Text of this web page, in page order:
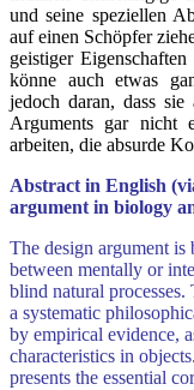
und seine speziellen
auf einen Schöpfer
geistiger
könne auch etwas
jedoch daran, dass
Arguments gar nicht
arbeiten, die absurde
Abstract in English
argument in biology
The design argument is
between mentally or
blind natural
a systematic
by empirical evidence,
characteristics in
presents the essential